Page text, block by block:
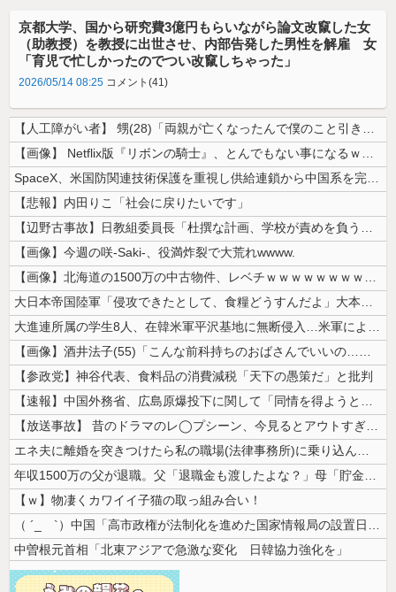
京都大学、国から研究費3億円もらいながら論文改竄した女
（助教授）を教授に出世させ、内部告発した男性を解雇 女
「育児で忙しかったのでつい改竄しちゃった」
2026/05/14 08:25 コメント(41)
【人工障がい者】 甥(28)「両親が亡くなったんで僕のこと引き取ってほ...
【画像】 Netflix版『リボンの騎士』、とんでもない事になるｗｗｗ...
SpaceX、米国防関連技術保護を重視し供給連鎖から中国系を完全排除へ...
【悲報】内田りこ「社会に戻りたいです」
【辺野古事故】日教組委員長「杜撰な計画、学校が責めを負うのは当然」とし...
【画像】今週の咲-Saki-、役満炸裂で大荒れwwww.
【画像】北海道の1500万の中古物件、レベチｗｗｗｗｗｗｗｗｗｗｗｗｗ...
大日本帝国陸軍「侵攻できたとして、食糧どうすんだよ」大本営「現地調達」...
大進連所属の学生8人、在韓米軍平沢基地に無断侵入…米軍により身柄拘束！
【画像】酒井法子(55)「こんな前科持ちのおばさんでいいの…？」 【P...
【参政党】神谷代表、食料品の消費減税「天下の愚策だ」と批判
【速報】中国外務省、広島原爆投下に関して「同情を得ようと核被害者の立場...
【放送事故】 昔のドラマのレ◯プシーン、今見るとアウトすぎる・・・
エネ夫に離婚を突きつけたら私の職場(法律事務所)に乗り込んできた 堂々...
年収1500万の父が退職。父「退職金も渡したよな？」母「貯金なんてない...
【ｗ】物凄くカワイイ子猫の取っ組み合い！
（ ´_ゝ`）中国「高市政権が法制化を進めた国家情報局の設置日が7月3...
中曽根元首相「北東アジアで急激な変化 日韓協力強化を」